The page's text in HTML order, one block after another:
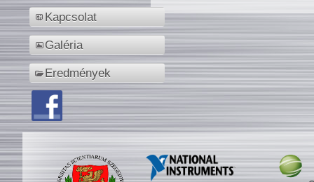
Kapcsolat
Galéria
Eredmények